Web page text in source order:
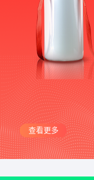
查看更多